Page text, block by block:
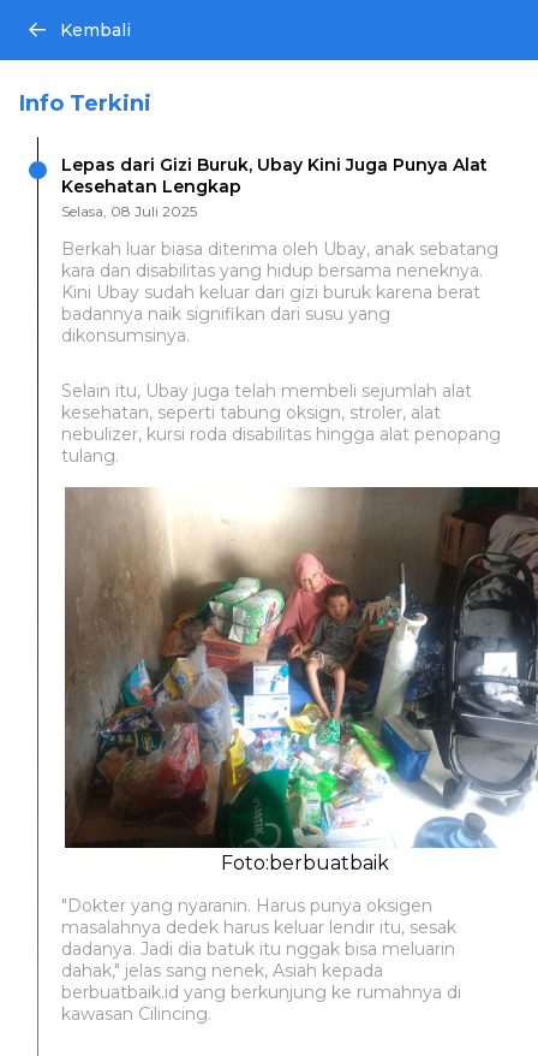
Kembali
Info Terkini
Lepas dari Gizi Buruk, Ubay Kini Juga Punya Alat
Kesehatan Lengkap
Selasa, 08 Juli 2025
Berkah luar biasa diterima oleh Ubay, anak sebatang
kara dan disabilitas yang hidup bersama neneknya.
Kini Ubay sudah keluar dari gizi buruk karena berat
badannya naik signifikan dari susu yang
dikonsumsinya.
Selain itu, Ubay juga telah membeli sejumlah alat
kesehatan, seperti tabung oksign, stroler, alat
nebulizer, kursi roda disabilitas hingga alat penopang
tulang.
Foto:berbuatbaik
"Dokter yang nyaranin. Harus punya oksigen
masalahnya dedek harus keluar lendir itu, sesak
dadanya. Jadi dia batuk itu nggak bisa meluarin
dahak," jelas sang nenek, Asiah kepada
berbuatbaik.id yang berkunjung ke rumahnya di
kawasan Cilincing.